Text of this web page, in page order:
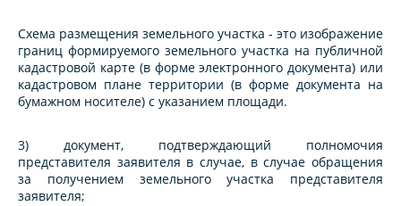
Схема размещения земельного участка - это изображение
границ формируемого земельного участка на публичной
кадастровой карте (в форме электронного документа) или
кадастровом плане территории (в форме документа на
бумажном носителе) с указанием площади.
3) документ, подтверждающий полномочия
представителя заявителя в случае, в случае обращения
за получением земельного участка представителя
заявителя;